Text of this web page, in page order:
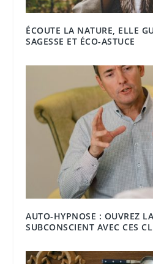
ÉCOUTE LA NATURE, ELLE
SAGESSE ET ÉCO-ASTUCE
AUTO-HYPNOSE : OUVREZ
SUBCONSCIENT AVEC CES